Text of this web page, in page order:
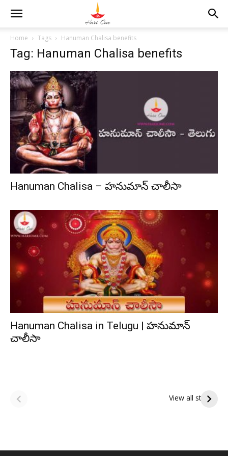
Home Tags Hanuman Chalisa benefits
Tag: Hanuman Chalisa benefits
Hanuman Chalisa – హనుమాన్ చాలీసా
Hanuman Chalisa in Telugu | హనుమాన్
చాలీసా
View all stories
పితృదేవతల ఆశీర్వాదం
పొందే పవిత్ర రోజు
ఇంద్రకీలాద్రి గిరి ప్రదక్షిణ